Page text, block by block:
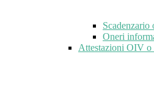
Oneri
Attestazioni OIV o